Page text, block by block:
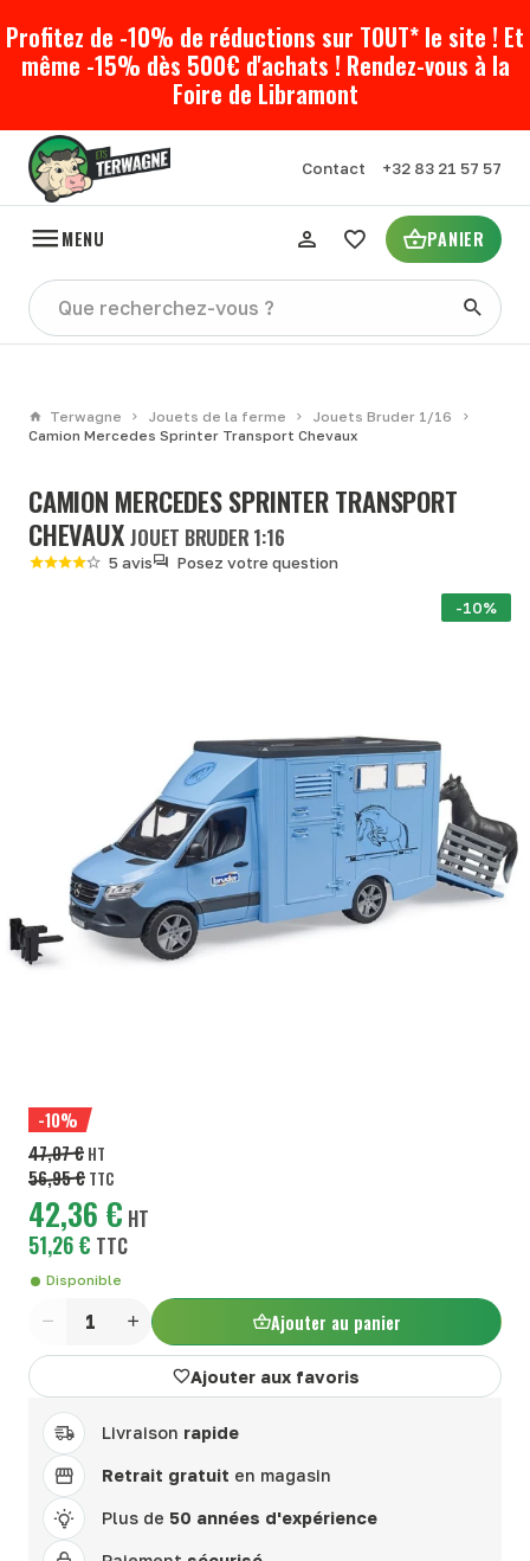
Profitez de -10% de réductions sur TOUT* le site ! Et
même -15% dès 500€ d'achats ! Rendez-vous à la
Foire de Libramont
Contact +32 83 21 57 57
MENU PANIER
Terwagne Jouets de la ferme
Jouets Bruder 1/16
Camion Mercedes Sprinter Transport Chevaux
CAMION MERCEDES SPRINTER TRANSPORT
CHEVAUXJOUET BRUDER 1:16
5 avis Posez votre question
-10%
-10%
47,07 € HT
56,95 € TTC
42,36 € HT
51,26 € TTC
Disponible
Quantité Ajouter au panier
Ajouter aux favoris
Livraison rapide
Retrait gratuit en magasin
Plus de 50 années d'expérience